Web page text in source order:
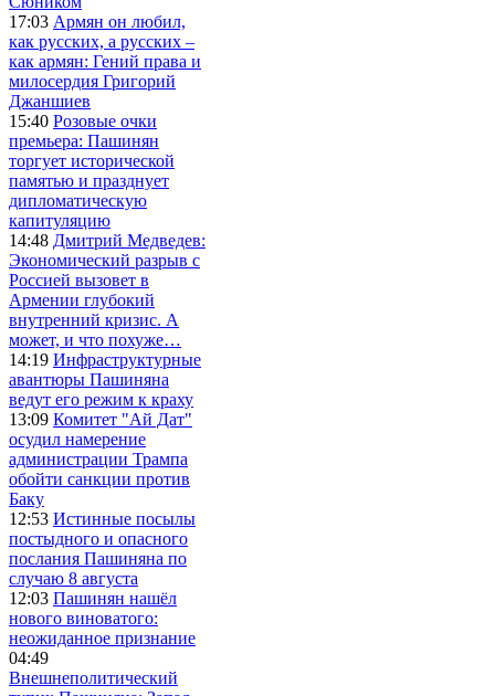
17:03 Армян он любил,
как русских, а русских –
как армян: Гений права и
милосердия Григорий
Джаншиев
15:40 Розовые очки
премьера: Пашинян
торгует исторической
памятью и празднует
дипломатическую
капитуляцию
14:48 Дмитрий Медведев:
Экономический разрыв с
Россией вызовет в
Армении глубокий
внутренний кризис. А
может, и что похуже…
14:19 Инфраструктурные
авантюры Пашиняна
ведут его режим к краху
13:09 Комитет "Ай Дат"
осудил намерение
администрации Трампа
обойти санкции против
Баку
12:53 Истинные посылы
постыдного и опасного
послания Пашиняна по
случаю 8 августа
12:03 Пашинян нашёл
нового виноватого:
неожиданное признание
04:49
Внешнеполитический